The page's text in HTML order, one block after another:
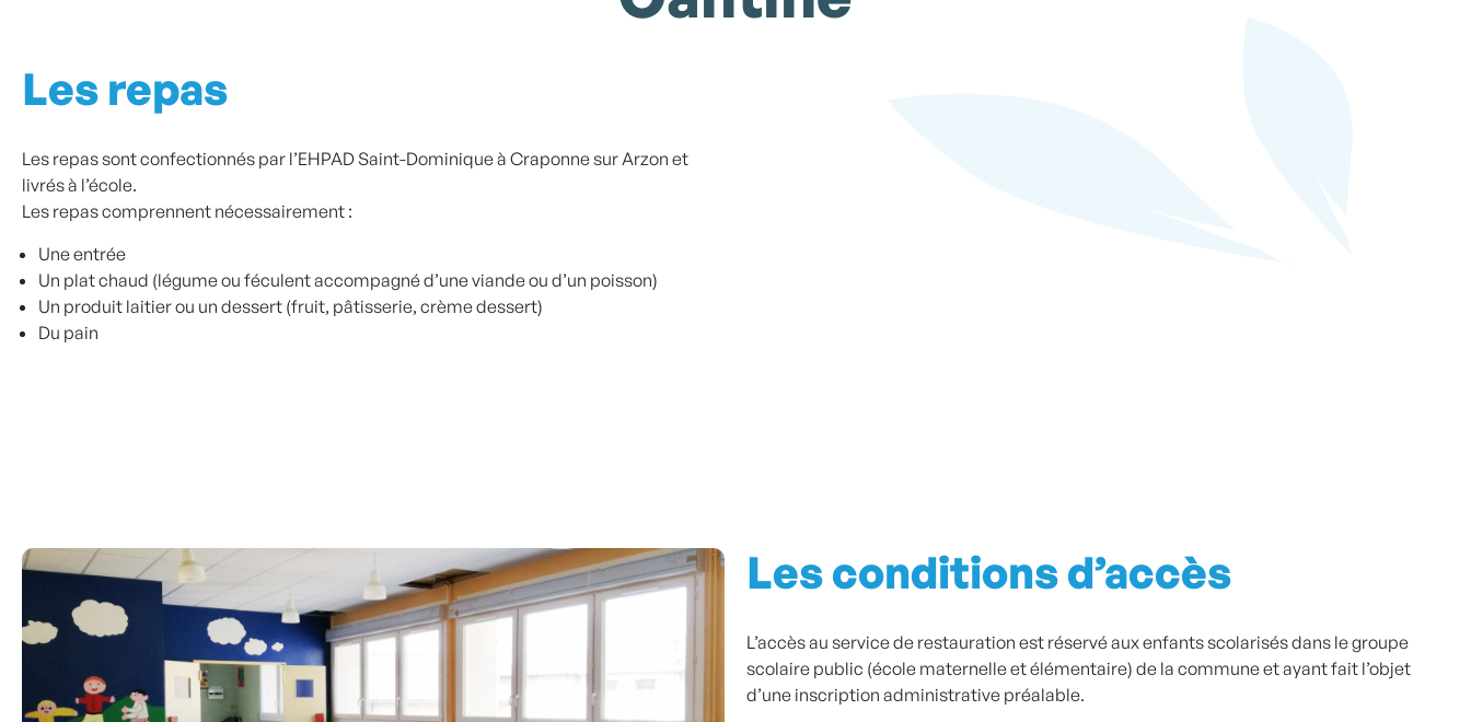
Les repas
Les repas sont confectionnés par l’EHPAD Saint-Dominique à Craponne sur Arzon et
livrés à l’école.
Les repas comprennent nécessairement :
Une entrée
Un plat chaud (légume ou féculent accompagné d’une viande ou d’un poisson)
Un produit laitier ou un dessert (fruit, pâtisserie, crème dessert)
Du pain
Les conditions d’accès
L’accès au service de restauration est réservé aux enfants scolarisés dans le groupe
scolaire public (école maternelle et élémentaire) de la commune et ayant fait l’objet
d’une inscription administrative préalable.